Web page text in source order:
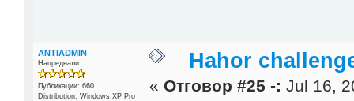
ANTIADMIN
Напреднали
Публикации: 660
Distribution: Windows XP Pro
Hahor
« Отговор #25 -: Jul 16,